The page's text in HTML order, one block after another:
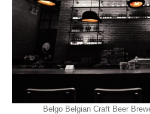
Belgo Belgian Craft Beer